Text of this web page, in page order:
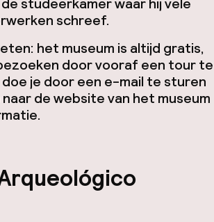
schreef.
het museum is altijd gratis,
door vooraf een tour te
je door een e-mail te sturen
de website van het museum